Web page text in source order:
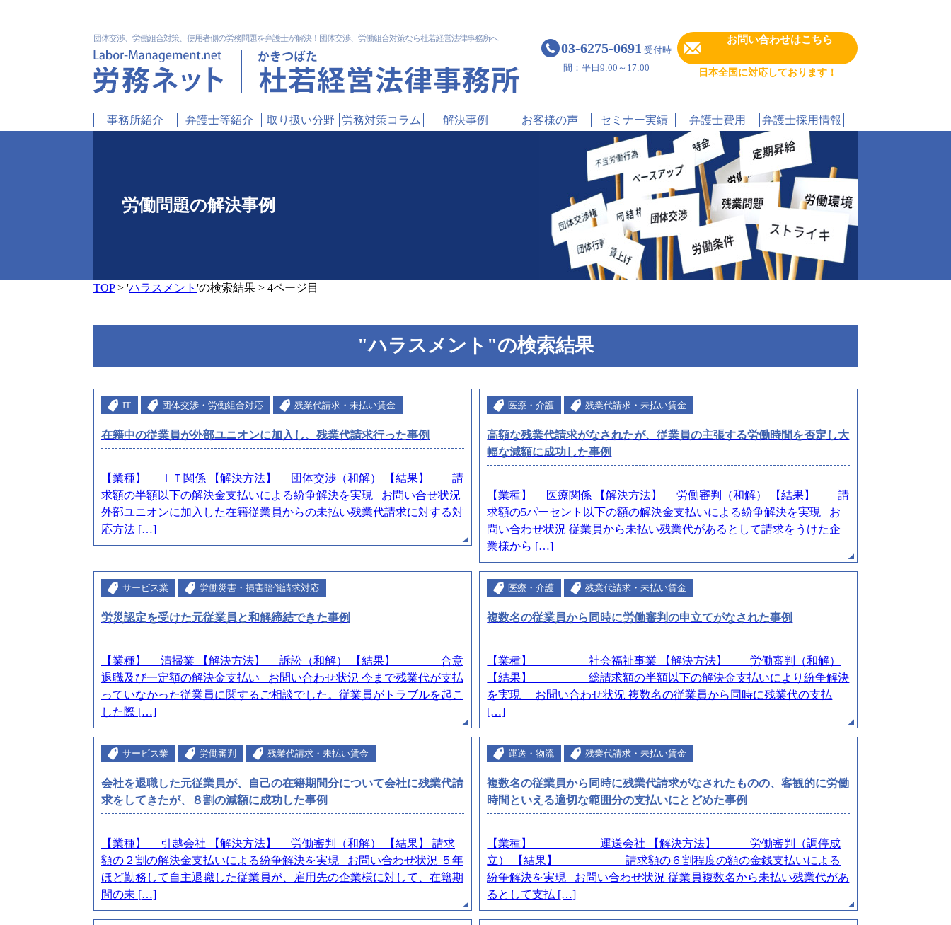
団体交渉、労働組合対策、使用者側の労務問題を弁護士が解決！ 団体交渉、労働組合対策なら杜若経営法律事務所へ
03-6275-0691 受付時
間：平日9:00～17:00
お問い合わせはこちら
日本全国に対応しております！
事務所紹介 弁護士等紹介 取り扱い分野 労務対策コラム 解決事例 お客様の声 セミナー実績 弁護士費用 弁護士採用情報
労働問題の解決事例
TOP> 'ハラスメント 'の検索結果 > 4ページ目
"ハラスメント"の検索結果
IT 団体交渉・労働組合対応 残業代請求・未払い賃金
在籍中の従業員が外部ユニオンに加入し、残業代請求行った事例
【業種】 ＩＴ関係 【解決方法】 団体交渉（和解） 【結果】 請
求額の半額以下の解決金支払いによる紛争解決を実現 お問い合せ状況
外部ユニオンに加入した在籍従業員からの未払い残業代請求に対する対
応方法 […]
医療・介護 残業代請求・未払い賃金
高額な残業代請求がなされたが、従業員の主張する労働時間を否定し大
幅な減額に成功した事例
【業種】 医療関係 【解決方法】 労働審判（和解） 【結果】 請
求額の5パーセント以下の額の解決金支払いによる紛争解決を実現 お
問い合わせ状況 従業員から未払い残業代があるとして請求をうけた企
業様から […]
サービス業 労働災害・損害賠償請求対応
労災認定を受けた元従業員と和解締結できた事例
【業種】 清掃業 【解決方法】 訴訟（和解） 【結果】 合意
退職及び一定額の解決金支払い お問い合わせ状況 今まで残業代が支払
っていなかった従業員に関するご相談でした。従業員がトラブルを起こ
した際 […]
医療・介護 残業代請求・未払い賃金
複数名の従業員から同時に労働審判の申立てがなされた事例
【業種】 社会福祉事業 【解決方法】 労働審判（和解）
【結果】 総請求額の半額以下の解決金支払いにより紛争解決
を実現 お問い合わせ状況 複数名の従業員から同時に残業代の支払
[…]
サービス業 労働審判 残業代請求・未払い賃金
会社を退職した元従業員が、自己の在籍期間分について会社に残業代請
求をしてきたが、８割の減額に成功した事例
【業種】 引越会社 【解決方法】 労働審判（和解） 【結果】 請求
額の２割の解決金支払いによる紛争解決を実現 お問い合わせ状況 ５年
ほど勤務して自主退職した従業員が、雇用先の企業様に対して、在籍期
間の未 […]
運送・物流 残業代請求・未払い賃金
複数名の従業員から同時に残業代請求がなされたものの、客観的に労働
時間といえる適切な範囲分の支払いにとどめた事例
【業種】 運送会社 【解決方法】 労働審判（調停成
立） 【結果】 請求額の６割程度の額の金銭支払いによる
紛争解決を実現 お問い合わせ状況 従業員複数名から未払い残業代があ
るとして支払 […]